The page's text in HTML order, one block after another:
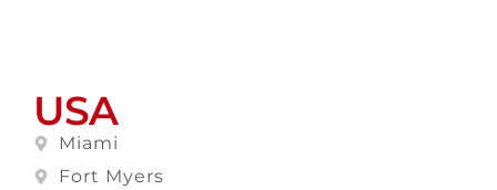
USA
Miami
Fort Myers